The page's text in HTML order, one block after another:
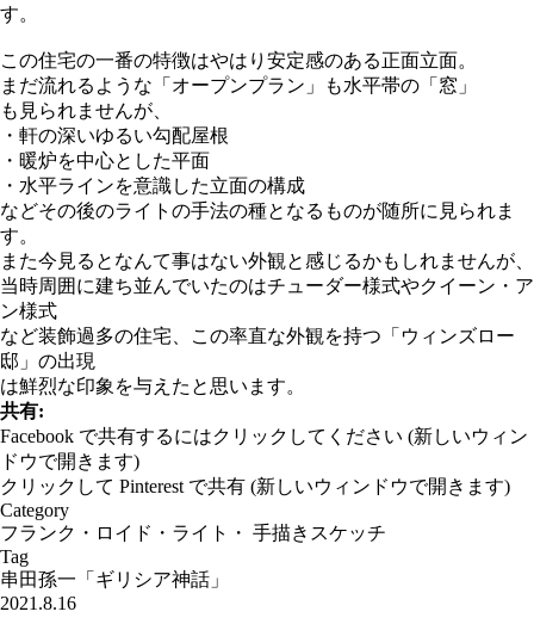
す。
この住宅の一番の特徴はやはり安定感のある正面立面。
まだ流れるような「オープンプラン」も水平帯の「窓」
も見られませんが、
・軒の深いゆるい勾配屋根
・暖炉を中心とした平面
・水平ラインを意識した立面の構成
などその後のライトの手法の種となるものが随所に見られま
す。
また今見るとなんて事はない外観と感じるかもしれませんが、
当時周囲に建ち並んでいたのはチューダー様式やクイーン・ア
ン様式
など装飾過多の住宅、この率直な外観を持つ「ウィンズロー
邸」の出現
は鮮烈な印象を与えたと思います。
共有:
Facebook で共有するにはクリックしてください (新しいウィン
ドウで開きます)
クリックして Pinterest で共有 (新しいウィンドウで開きます)
Category
フランク・ロイド・ライト
・ 手描きスケッチ
Tag
串田孫一「ギリシア神話」
2021.8.16